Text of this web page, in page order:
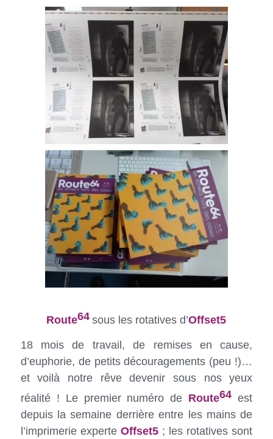
Route64 sous les rotatives d’Offset5
18 mois de travail, de remises en cause,
d’euphorie, de petits découragements (peu !)…
et voilà notre rêve devenir sous nos yeux
réalité ! Le premier numéro de Route64 est
depuis la semaine derrière entre les mains de
l’imprimerie experte Offset5; les rotatives sont